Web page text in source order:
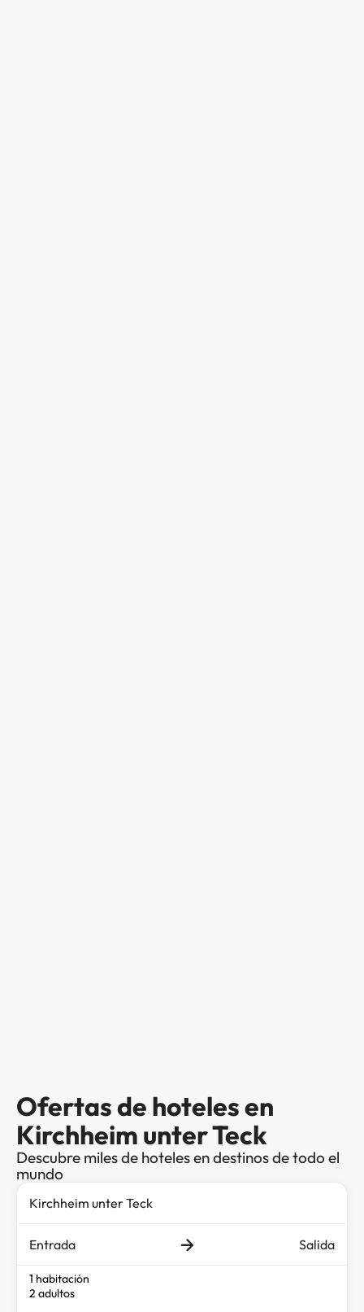
Ofertas de hoteles en
Kirchheim unter Teck
Descubre miles de hoteles en destinos de todo el
mundo
Entrada Salida
1 habitación
2 adultos